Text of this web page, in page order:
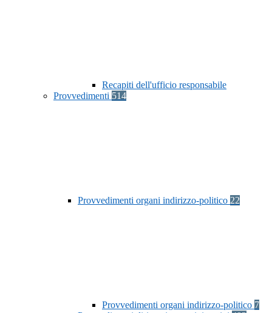
Recapiti dell'ufficio responsabile
Provvedimenti 514
Provvedimenti organi indirizzo-politico 22
Provvedimenti organi indirizzo-politico 7